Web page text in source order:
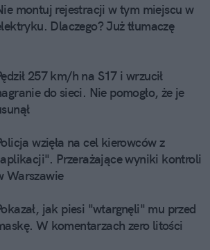
montuj rejestracji w tym miejscu w
Dlaczego? Już tłumaczę
257 km/h na S17 i wrzucił
do sieci. Nie pomogło, że je
wzięła na cel kierowców z
Przerażające wyniki kontroli
Warszawie
jak piesi "wtargnęli" mu przed
W komentarzach zero litości